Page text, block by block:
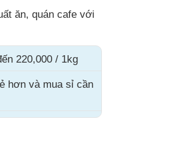
ăn, quán cafe với
220,000 / 1kg
hơn và mua sỉ cần